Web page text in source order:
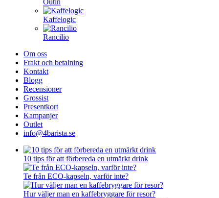
Outin
Kaffelogic
Rancilio
Om oss
Frakt och betalning
Kontakt
Blogg
Recensioner
Grossist
Presentkort
Kampanjer
Outlet
info@4barista.se
10 tips för att förbereda en utmärkt drink
Te från ECO-kapseln, varför inte?
Hur väljer man en kaffebryggare för resor?